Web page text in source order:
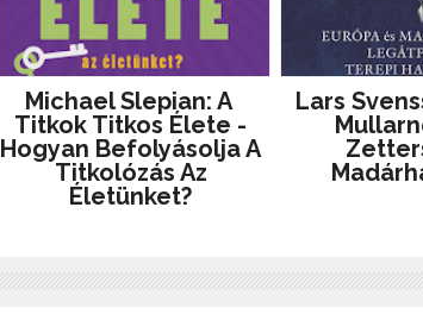
Michael Slepian: A ​
Titkok Titkos Élete -
Hogyan Befolyásolja A
Titkolózás Az
Életünket?
Lars